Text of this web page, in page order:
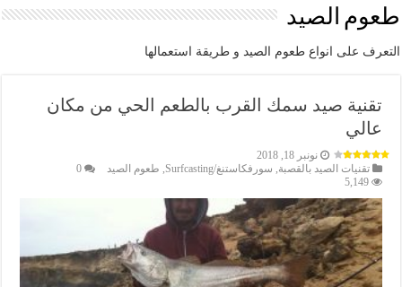
طعوم الصيد
التعرف على انواع طعوم الصيد و طريقة استعمالها
تقنية صيد سمك القرب بالطعم الحي من مكان
عالي
نونبر 18, 2018
تقنيات الصيد بالقصبة, سورفكاستنغ/Surfcasting , طعوم الصيد
0
5,149